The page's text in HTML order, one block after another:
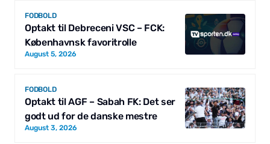
FODBOLD
Optakt til Debreceni VSC – FCK:
Københavnsk favoritrolle
August 5, 2026
FODBOLD
Optakt til AGF – Sabah FK: Det ser
godt ud for de danske mestre
August 3, 2026